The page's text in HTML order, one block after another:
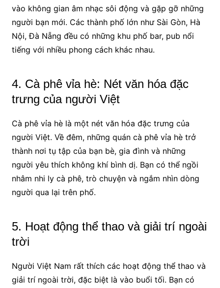
vào không gian âm nhạc sôi động và gặp gỡ những
người bạn mới. Các thành phố lớn như Sài Gòn, Hà
Nội, Đà Nẵng đều có những khu phố bar, pub nổi
tiếng với nhiều phong cách khác nhau.
4. Cà phê vỉa hè: Nét văn hóa đặc
trưng của người Việt
Cà phê vỉa hè là một nét văn hóa đặc trưng của
người Việt. Về đêm, những quán cà phê vỉa hè trở
thành nơi tụ tập của bạn bè, gia đình và những
người yêu thích không khí bình dị. Bạn có thể ngồi
nhâm nhi ly cà phê, trò chuyện và ngắm nhìn dòng
người qua lại trên phố.
5. Hoạt động thể thao và giải trí ngoài
trời
Người Việt Nam rất thích các hoạt động thể thao và
giải trí ngoài trời, đặc biệt là vào buổi tối. Bạn có